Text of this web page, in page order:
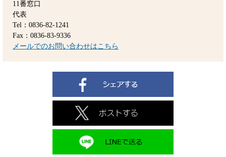
11番窓口
代表
Tel：0836-82-1241
Fax：0836-83-9336
メールでのお問い合わせはこちら